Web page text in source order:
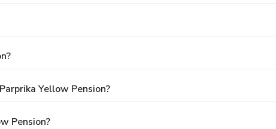
Yellow Pension?
Pension?